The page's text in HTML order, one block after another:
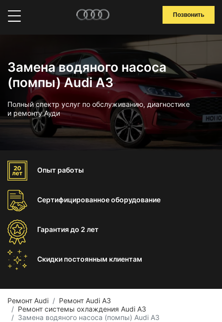
Позвонить
Замена водяного насоса
(помпы) Audi A3
Полный спектр услуг по обслуживанию, диагностике
и ремонту Ауди
Опыт работы
Сертифицированноеоборудование
Гарантиядо 2 лет
Скидки постоянным клиентам
Ремонт Audi
Ремонт Audi A3
Ремонт системы охлаждения Audi A3
Замена водяного насоса (помпы) Audi A3